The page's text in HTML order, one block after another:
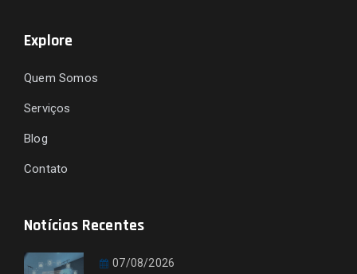
Explore
Quem Somos
Serviços
Blog
Contato
Notícias Recentes
07/08/2026